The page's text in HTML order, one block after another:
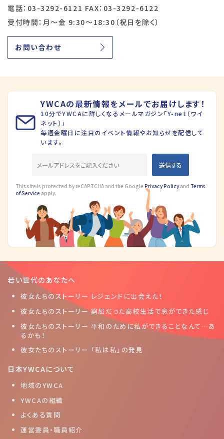
電話：03-3292-6121 FAX：03-3292-6122
受付時間：月～金 9:30～18:30（祝日を除く）
お問い合わせ
YWCAの最新情報をメールでお届けします！
10分でYWCAに詳しくなるメールマガジン「Y-net（ワイ
ネット）」
毎週金曜日に注目のイベント情報やお知らせを配信して
います。
This site is protected by reCAPTCHA and the Google Privacy Policyand Terms
of Service apply.
若い世代のあなたへ
彼女たちのストーリー レジェンドに出会えた！
彼女たちのストーリー 窮屈だった高校生活で息ができた感じ
彼女たちのストーリー 平和のために私ができることなんて…あ
るかも！
彼女たちのストーリー 「私は私」の発見
日本YWCAについて
地域のYWCA
YWCAの組織
よくある質問
運営委員・職員紹介